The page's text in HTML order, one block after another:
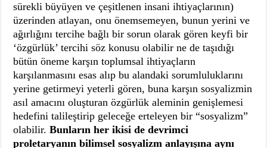
sürekli büyüyen ve çeşitlenen insani ihtiyaçlarının)
üzerinden atlayan, onu önemsemeyen, bunun yerini ve
ağırlığını tercihe bağlı bir sorun olarak gören keyfi bir
‘özgürlük’ tercihi söz konusu olabilir ne de taşıdığı
bütün öneme karşın toplumsal ihtiyaçların
karşılanmasını esas alıp bu alandaki sorumluluklarını
yerine getirmeyi yeterli gören, buna karşın sosyalizmin
asıl amacını oluşturan özgürlük aleminin genişlemesi
hedefini talileştirip geleceğe erteleyen bir “sosyalizm”
olabilir.Bunların her ikisi de devrimci
proletaryanın bilimsel sosyalizm anlayışına aynı